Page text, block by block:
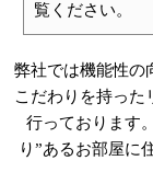
覧ください。
弊社では機能性の
こだわりを持った
行っております
り”あるお部屋に